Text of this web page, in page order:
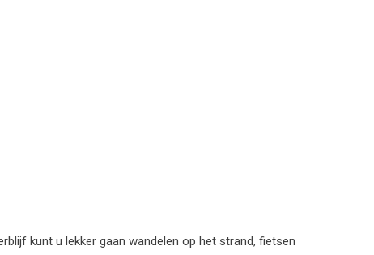
kunt u lekker gaan wandelen op het strand, fietsen